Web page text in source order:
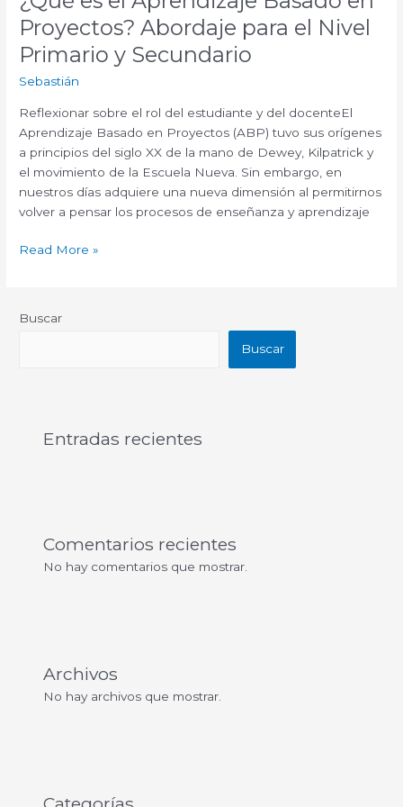
Proyectos? Abordaje para el Nivel
Primario y Secundario
Sebastián
Reflexionar sobre el rol del estudiante y del docenteEl
Aprendizaje Basado en Proyectos (ABP) tuvo sus orígenes
a principios del siglo XX de la mano de Dewey, Kilpatrick y
el movimiento de la Escuela Nueva. Sin embargo, en
nuestros días adquiere una nueva dimensión al permitirnos
volver a pensar los procesos de enseñanza y aprendizaje
Read More »
Buscar
Buscar
Entradas recientes
Comentarios recientes
No hay comentarios que mostrar.
Archivos
No hay archivos que mostrar.